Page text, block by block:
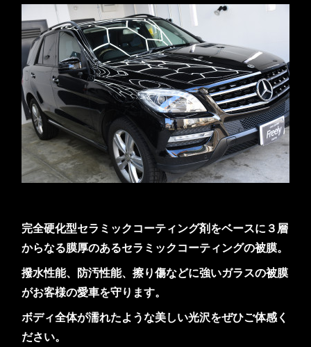
完全硬化型セラミックコーティング剤をベースに３層
からなる膜厚のあるセラミックコーティングの被膜。
撥水性能、防汚性能、擦り傷などに強いガラスの被膜
がお客様の愛車を守ります。
ボディ全体が濡れたような美しい光沢をぜひご体感く
ださい。